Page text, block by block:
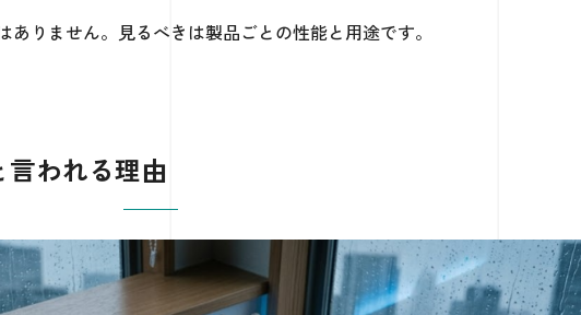
りません。見るべきは製品ごとの性能と用途です。
われる理由